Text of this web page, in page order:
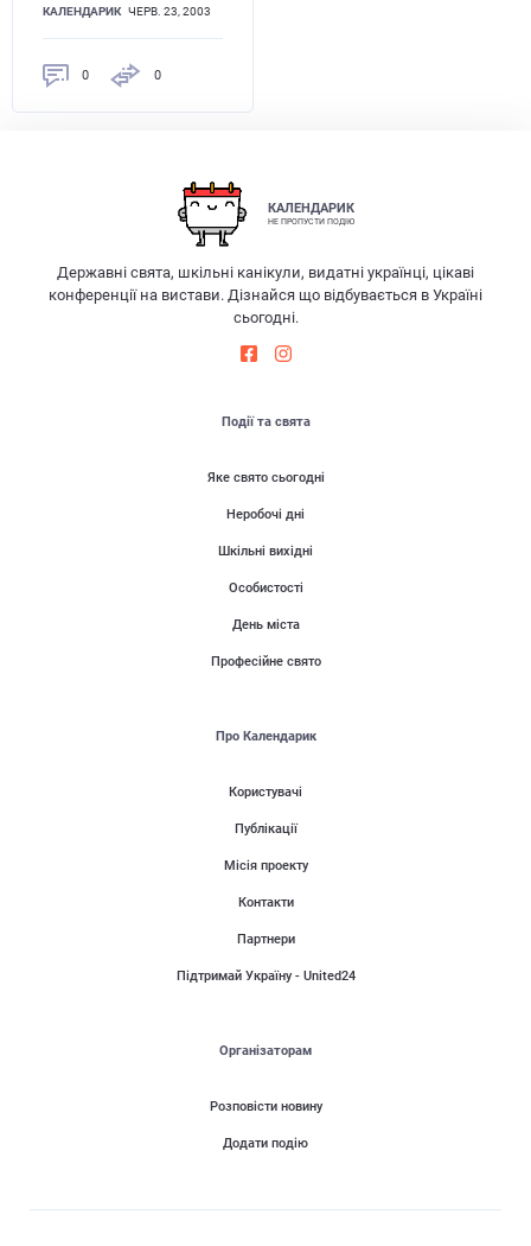
КАЛЕНДАРИК ЧЕРВ. 23, 2003
0 0
КАЛЕНДАРИК
НЕ ПРОПУСТИ ПОДІЮ
Державні свята, шкільні канікули, видатні українці, цікаві
конференції на вистави. Дізнайся що відбувається в Україні
сьогодні.
Події та свята
Яке свято сьогодні
Неробочі дні
Шкільні вихідні
Особистості
День міста
Професійне свято
Про Календарик
Користувачі
Публікації
Місія проекту
Контакти
Партнери
Підтримай Україну - United24
Організаторам
Розповісти новину
Додати подію